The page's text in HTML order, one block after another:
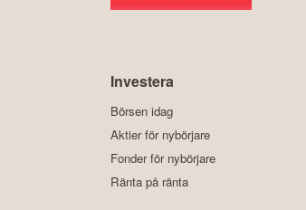
Investera
Börsen idag
Aktier för nybörjare
Fonder för nybörjare
Ränta på ränta